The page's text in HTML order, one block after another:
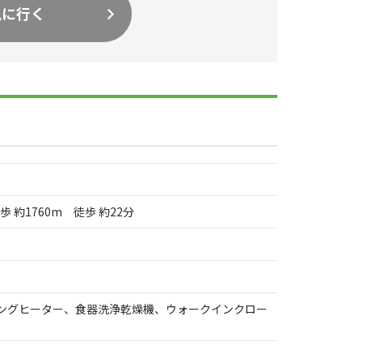
行く
約1760m 徒歩 約22分
ヒーター、食器洗浄乾燥機、ウォークインクロー